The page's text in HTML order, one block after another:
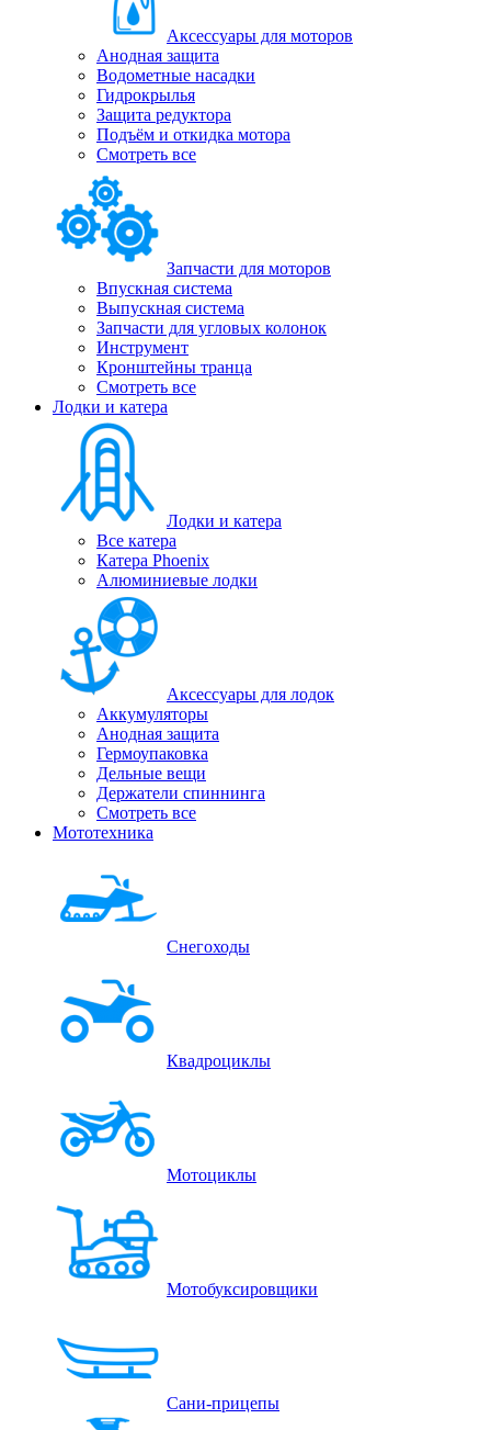
Аксессуары для моторов
Анодная защита
Водометные насадки
Гидрокрылья
Защита редуктора
Подъём и откидка мотора
Смотреть все
Запчасти для моторов
Впускная система
Выпускная система
Запчасти для угловых колонок
Инструмент
Кронштейны транца
Смотреть все
Лодки и катера
Лодки и катера
Все катера
Катера Phoenix
Алюминиевые лодки
Аксессуары для лодок
Аккумуляторы
Анодная защита
Гермоупаковка
Дельные вещи
Держатели спиннинга
Смотреть все
Мототехника
Снегоходы
Квадроциклы
Мотоциклы
Мотобуксировщики
Сани-прицепы